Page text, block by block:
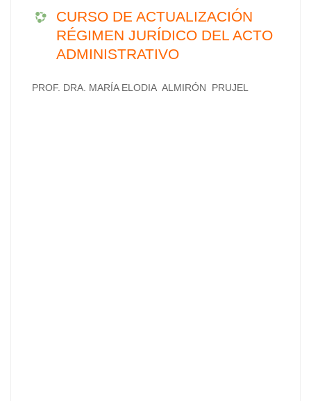
CURSO DE ACTUALIZACIÓN
RÉGIMEN JURÍDICO DEL ACTO
ADMINISTRATIVO
PROF. DRA. MARÍA ELODIA ALMIRÓN PRUJEL